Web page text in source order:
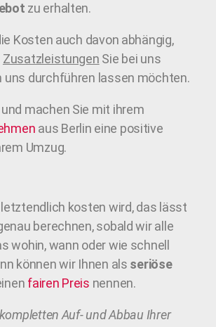
zu erhalten.
Kosten auch davon abhängig,
Zusatzleistungen Sie bei uns
uns durchführen lassen möchten.
und machen Sie mit ihrem
aus Berlin eine positive
Umzug.
kosten wird, das lässt
berechnen, sobald wir alle
wohin, wann oder wie schnell
können wir Ihnen als seriöse
fairen Preis nennen.
kompletten Auf- und Abbau Ihrer